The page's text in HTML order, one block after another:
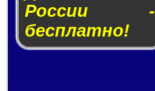
России -
бесплатно!